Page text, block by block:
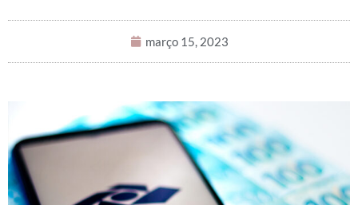
março 15, 2023